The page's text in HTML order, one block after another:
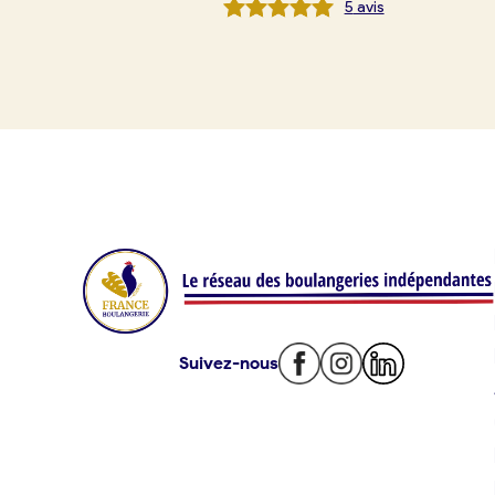
Offres d’emploi
Je suis fournisseur
5 avis
Suivez-nous